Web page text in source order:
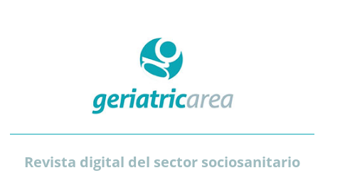
Revista digital del sector sociosanitario